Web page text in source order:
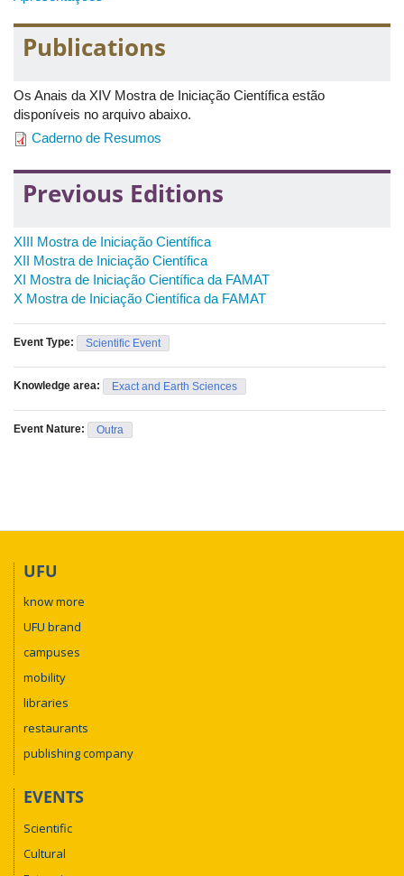
Patrícia Viana da Silva(Estatística)
Publications
Os Anais da XIV Mostra de Iniciação Científica estão
disponíveis no arquivo abaixo.
Caderno de Resumos
Previous Editions
XIII Mostra de Iniciação Científica
XII Mostra de Iniciação Científica
XI Mostra de Iniciação Científica da FAMAT
X Mostra de Iniciação Científica da FAMAT
Event Type: Scientific Event
Knowledge area: Exact and Earth Sciences
Event Nature: Outra
UFU
know more
UFU brand
campuses
mobility
libraries
restaurants
publishing company
EVENTS
Scientific
Cultural